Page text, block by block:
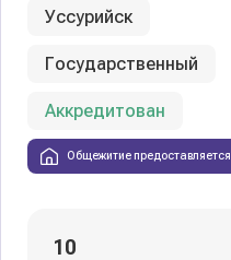
Уссурийск
Государственный
Аккредитован
Общежитие предоставляется
10